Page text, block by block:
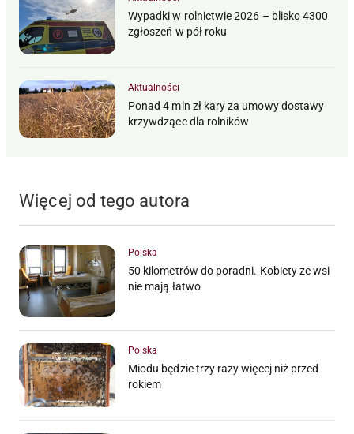
Wypadki w rolnictwie 2026 – blisko 4300
zgłoszeń w pół roku
Aktualności
Ponad 4 mln zł kary za umowy dostawy
krzywdzące dla rolników
Więcej od tego autora
Polska
50 kilometrów do poradni. Kobiety ze wsi
nie mają łatwo
Polska
Miodu będzie trzy razy więcej niż przed
rokiem